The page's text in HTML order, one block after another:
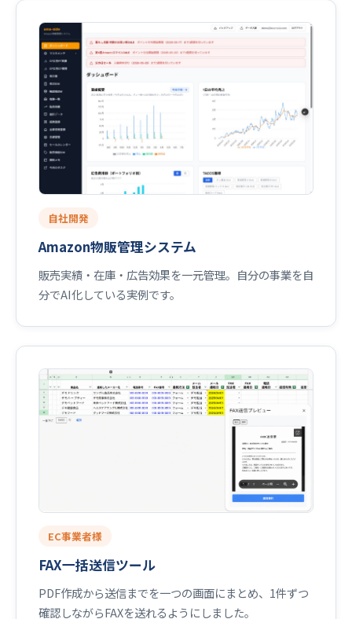
自社開発
Amazon物販管理システム
販売実績・在庫・広告効果を一元管理。自分の事業を自
分でAI化している実例です。
EC事業者様
FAX一括送信ツール
PDF作成から送信までを一つの画面にまとめ、1件ずつ
確認しながらFAXを送れるようにしました。